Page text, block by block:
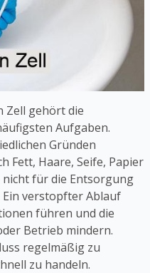
Zell gehört die
Aufgaben.
Gründen
Fett, Haare, Seife, Papier
nicht für die Entsorgung
Ein verstopfter Ablauf
führen und die
Betrieb mindern.
regelmäßig zu
zu handeln.